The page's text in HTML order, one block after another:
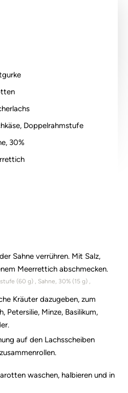
Doppelrahmstufe
30%
Sahne verrühren. Mit Salz,
Meerrettich abschmecken.
(60 g) Sahne, 30% (15 g)
Kräuter dazugeben, zum
Petersilie, Minze, Basilikum,
auf den Lachsscheiben
waschen, halbieren und in